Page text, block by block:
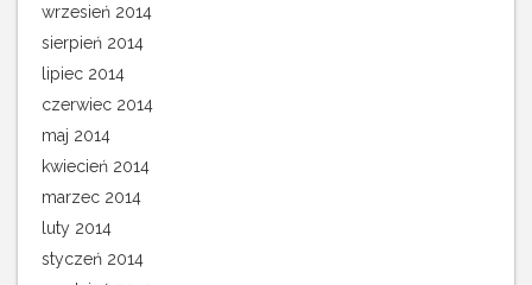
wrzesień 2014
sierpień 2014
lipiec 2014
czerwiec 2014
maj 2014
kwiecień 2014
marzec 2014
luty 2014
styczeń 2014